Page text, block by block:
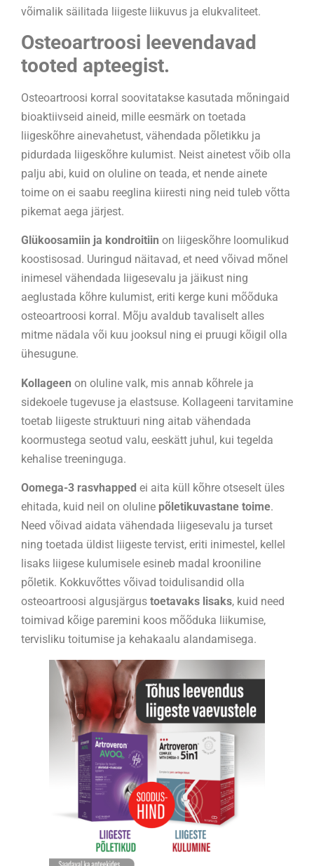
võimalik säilitada liigeste liikuvus ja elukvaliteet.
Osteoartroosi leevendavad
tooted apteegist.
Osteoartroosi korral soovitatakse kasutada mõningaid
bioaktiivseid aineid, mille eesmärk on toetada
liigeskõhre ainevahetust, vähendada põletikku ja
pidurdada liigeskõhre kulumist. Neist ainetest võib olla
palju abi, kuid on oluline on teada, et nende ainete
toime on ei saabu reeglina kiiresti ning neid tuleb võtta
pikemat aega järjest.
Glükoosamiin ja kondroitiin on liigeskõhre loomulikud
koostisosad. Uuringud näitavad, et need võivad mõnel
inimesel vähendada liigesevalu ja jäikust ning
aeglustada kõhre kulumist, eriti kerge kuni mõõduka
osteoartroosi korral. Mõju avaldub tavaliselt alles
mitme nädala või kuu jooksul ning ei pruugi kõigil olla
ühesugune.
Kollageen on oluline valk, mis annab kõhrele ja
sidekoele tugevuse ja elastsuse. Kollageeni tarvitamine
toetab liigeste struktuuri ning aitab vähendada
koormustega seotud valu, eeskätt juhul, kui tegelda
kehalise treeninguga.
Oomega-3 rasvhapped ei aita küll kõhre otseselt üles
ehitada, kuid neil on oluline põletikuvastane toime.
Need võivad aidata vähendada liigesevalu ja turset
ning toetada üldist liigeste tervist, eriti inimestel, kellel
lisaks liigese kulumisele esineb madal krooniline
põletik. Kokkuvõttes võivad toidulisandid olla
osteoartroosi algusjärgus toetavaks lisaks, kuid need
toimivad kõige paremini koos mõõduka liikumise,
tervisliku toitumise ja kehakaalu alandamisega.